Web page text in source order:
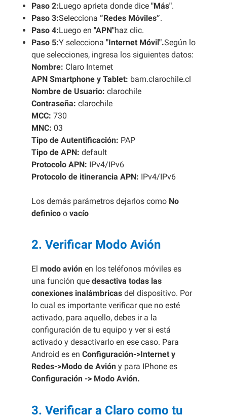
Paso 2:Luego aprieta donde dice "Más".
Paso 3:Selecciona “Redes Móviles”.
Paso 4:Luego en "APN"haz clic.
Paso 5:Y selecciona "Internet Móvil".Según lo
que selecciones, ingresa los siguientes datos:
Nombre: Claro Internet
APN Smartphone y Tablet: bam.clarochile.cl
Nombre de Usuario: clarochile
Contraseña: clarochile
MCC: 730
MNC: 03
Tipo de Autentificación: PAP
Tipo de APN: default
Protocolo APN: IPv4/IPv6
Protocolo de itinerancia APN: IPv4/IPv6
Los demás parámetros dejarlos como No
definico o vacío
2. Verificar Modo Avión
El modo avión en los teléfonos móviles es
una función que desactiva todas las
conexiones inalámbricas del dispositivo. Por
lo cual es importante verificar que no esté
activado, para aquello, debes ir a la
configuración de tu equipo y ver si está
activado y desactivarlo en ese caso. Para
Android es en Configuración->Internet y
Redes->Modo de Avión y para IPhone es
Configuración -> Modo Avión.
3. Verificar a Claro como tu